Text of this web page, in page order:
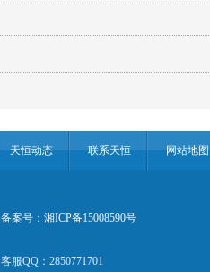
天恒动态 联系天恒 网站地图
备案号：湘ICP备15008590号
客服QQ：2850771701